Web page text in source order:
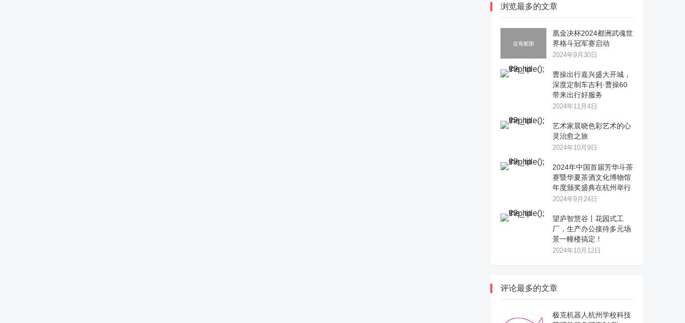
浏览最多的文章
凰金决杯2024都洲武魂世
界格斗冠军赛启动
2024年9月30日
曹操出行嘉兴盛大开城，
深度定制车吉利·曹操60
带来出行好服务
2024年11月4日
艺术家晨晓色彩艺术的心
灵治愈之旅
2024年10月9日
2024年中国首届芳华斗茶
赛暨华夏茶酒文化博物馆
年度颁奖盛典在杭州举行
2024年9月24日
望庐智慧谷丨花园式工
厂，生产办公接待多元场
景一幢楼搞定！
2024年10月12日
评论最多的文章
极克机器人杭州学校科技